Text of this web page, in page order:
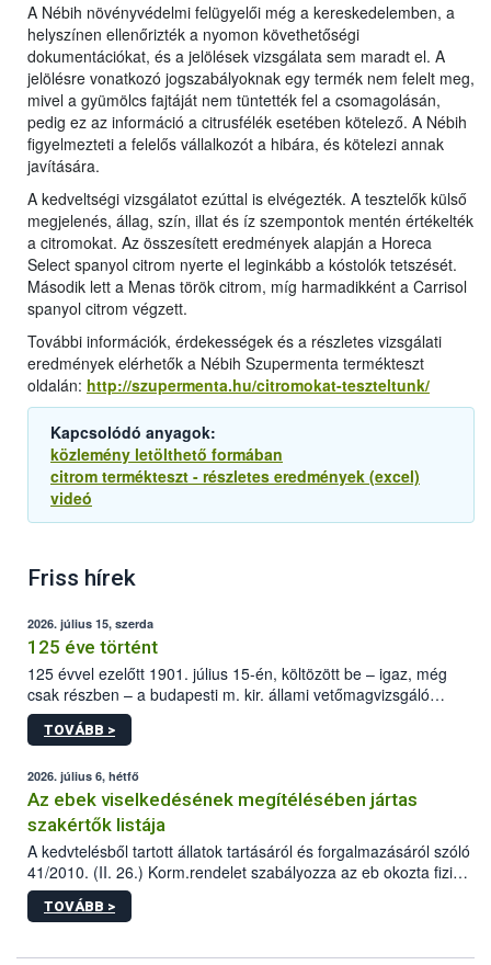
A Nébih növényvédelmi felügyelői még a kereskedelemben, a
helyszínen ellenőrizték a nyomon követhetőségi
dokumentációkat, és a jelölések vizsgálata sem maradt el. A
jelölésre vonatkozó jogszabályoknak egy termék nem felelt meg,
mivel a gyümölcs fajtáját nem tüntették fel a csomagolásán,
pedig ez az információ a citrusfélék esetében kötelező. A Nébih
figyelmezteti a felelős vállalkozót a hibára, és kötelezi annak
javítására.
A kedveltségi vizsgálatot ezúttal is elvégezték. A tesztelők külső
megjelenés, állag, szín, illat és íz szempontok mentén értékelték
a citromokat. Az összesített eredmények alapján a Horeca
Select spanyol citrom nyerte el leginkább a kóstolók tetszését.
Második lett a Menas török citrom, míg harmadikként a Carrisol
spanyol citrom végzett.
További információk, érdekességek és a részletes vizsgálati
eredmények elérhetők a Nébih Szupermenta termékteszt
oldalán: http://szupermenta.hu/citromokat-teszteltunk/
Kapcsolódó anyagok:
közlemény letölthető formában
citrom termékteszt - részletes eredmények (excel)
videó
Friss hírek
2026. július 15, szerda
125 éve történt
125 évvel ezelőtt 1901. július 15-én, költözött be – igaz, még
csak részben – a budapesti m. kir. állami vetőmagvizsgáló
állomás a Kis Rókus utca 15. szám alatti, Czigler Győző által
tervezett új épületébe.
TOVÁBB >
2026. július 6, hétfő
Az ebek viselkedésének megítélésében jártas
szakértők listája
A kedvtelésből tartott állatok tartásáról és forgalmazásáról szóló
41/2010. (II. 26.) Korm.rendelet szabályozza az eb okozta fizikai
sérülés, illetve ennek veszélye keletkezésekor felmerülő
hatósági feladatokat, valamint a veszélyes eb tartását és annak
vonni az ebek viselkedésének megítélésében jártas szakértőt.
TOVÁBB >